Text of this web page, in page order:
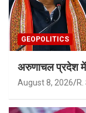
GEOPOLITICS
अरुणाचल प्रदेश में
August 8, 2026